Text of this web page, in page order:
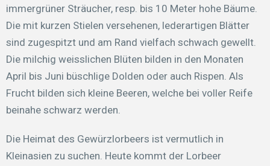
immergrüner Sträucher, resp. bis 10 Meter hohe Bäume.
Die mit kurzen Stielen versehenen, lederartigen Blätter
sind zugespitzt und am Rand vielfach schwach gewellt.
Die milchig weisslichen Blüten bilden in den Monaten
April bis Juni büschlige Dolden oder auch Rispen. Als
Frucht bilden sich kleine Beeren, welche bei voller Reife
beinahe schwarz werden.
Die Heimat des Gewürzlorbeers ist vermutlich in
Kleinasien zu suchen. Heute kommt der Lorbeer